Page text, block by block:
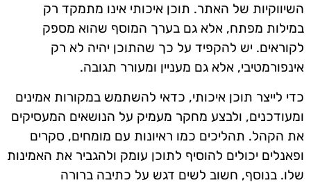
השיווקיות של האתר. תוכן איכותי אינו מתמקד רק
במילות מפתח, אלא גם בערך המוסף שהוא מספק
לקוראים. יש להקפיד על כך שהתוכן יהיה לא רק
אינפורמטיבי, אלא גם מעניין ומעורר תגובה.
כדי לייצר תוכן איכותי, כדאי להשתמש במקורות אמינים
ומעודכנים, ולבצע מחקר מעמיק על הנושאים המעסיקים
את הקהל. תהליכים כמו ראיונות עם מומחים, סקרים
ופאנלים יכולים להוסיף לתוכן עומק ולהגביר את האמינות
שלו. בנוסף, חשוב לשים דגש על כתיבה ברורה